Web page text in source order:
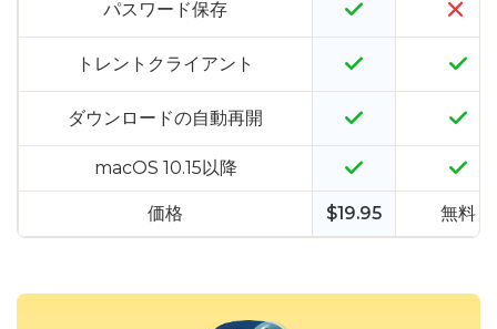
パスワード保存
トレントクライアント
ダウンロードの自動再開
macOS 10.15以降
価格 $19.95 無料